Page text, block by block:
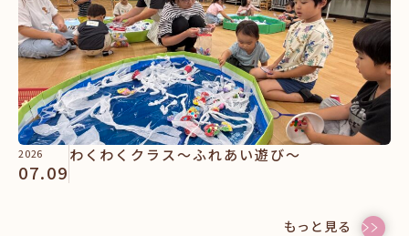
2026
07.09
わくわくクラス～ふれあい遊び～
もっと見る